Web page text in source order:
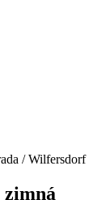
/ Wilfersdorf
zimná